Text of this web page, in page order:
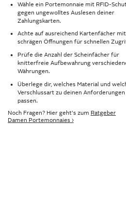
Wähle ein Portemonnaie mit RFID-
gegen ungewolltes Auslesen deiner
Zahlungskarten.
Achte auf ausreichend Kartenfächer mit
schrägen Öffnungen für schnellen
Prüfe die Anzahl der Scheinfächer für
knitterfreie Aufbewahrung
Währungen.
Überlege dir, welches Material und
Verschlussart zu deinen Anforderungen
passen.
Noch Fragen? Hier geht's zum Ratgeber
Damen Portemonnaies ›